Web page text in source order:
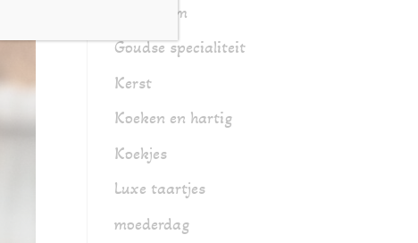
Glutenarm
Goudse specialiteit
Kerst
Koeken en hartig
Koekjes
Luxe taartjes
moederdag